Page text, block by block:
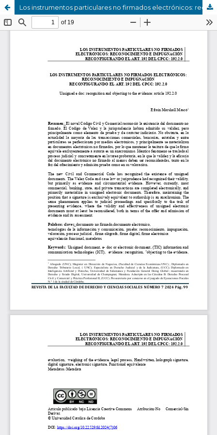
Los instrumentos particulares no firmados electrónicos: reconocimiento e impugnación Reconfigurando el art. 192 del cpcc: 192.2.0